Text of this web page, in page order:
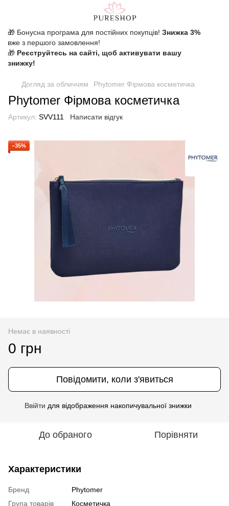
🎁 Бонусна програма для постійних покупців! Знижка 3%
вже з першого замовлення!
🎁 Реєструйтесь на сайті, щоб активувати вашу
знижку!
Догляд за обличчям Phytomer Фірмова косметичка
Phytomer Фірмова косметичка
Артикул: SVV111 Написати відгук
−35%
Немає в наявності
0 грн
Повідомити, коли з'явиться
Ввійти для відображення накопичувальної знижки
До обраного Порівняти
Характеристики
Бренд
Phytomer
Група товарів
Косметичка